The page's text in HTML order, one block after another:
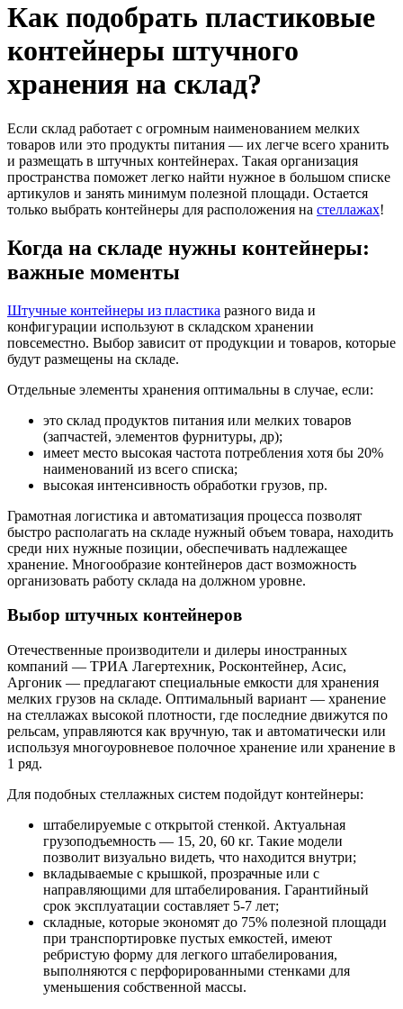
Как подобрать пластиковые
контейнеры штучного
хранения на склад?
Если склад работает с огромным наименованием мелких
товаров или это продукты питания — их легче всего хранить
и размещать в штучных контейнерах. Такая организация
пространства поможет легко найти нужное в большом списке
артикулов и занять минимум полезной площади. Остается
только выбрать контейнеры для расположения на стеллажах!
Когда на складе нужны контейнеры:
важные моменты
Штучные контейнеры из пластика разного вида и
конфигурации используют в складском хранении
повсеместно. Выбор зависит от продукции и товаров, которые
будут размещены на складе.
Отдельные элементы хранения оптимальны в случае, если:
это склад продуктов питания или мелких товаров
(запчастей, элементов фурнитуры, др);
имеет место высокая частота потребления хотя бы 20%
наименований из всего списка;
высокая интенсивность обработки грузов, пр.
Грамотная логистика и автоматизация процесса позволят
быстро располагать на складе нужный объем товара, находить
среди них нужные позиции, обеспечивать надлежащее
хранение. Многообразие контейнеров даст возможность
организовать работу склада на должном уровне.
Выбор штучных контейнеров
Отечественные производители и дилеры иностранных
компаний — ТРИА Лагертехник, Росконтейнер, Асис,
Аргоник — предлагают специальные емкости для хранения
мелких грузов на складе. Оптимальный вариант — хранение
на стеллажах высокой плотности, где последние движутся по
рельсам, управляются как вручную, так и автоматически или
используя многоуровневое полочное хранение или хранение в
1 ряд.
Для подобных стеллажных систем подойдут контейнеры:
штабелируемые с открытой стенкой. Актуальная
грузоподъемность — 15, 20, 60 кг. Такие модели
позволит визуально видеть, что находится внутри;
вкладываемые с крышкой, прозрачные или с
направляющими для штабелирования. Гарантийный
срок эксплуатации составляет 5-7 лет;
складные, которые экономят до 75% полезной площади
при транспортировке пустых емкостей, имеют
ребристую форму для легкого штабелирования,
выполняются с перфорированными стенками для
уменьшения собственной массы.